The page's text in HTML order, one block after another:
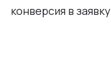
конверсия в заявку